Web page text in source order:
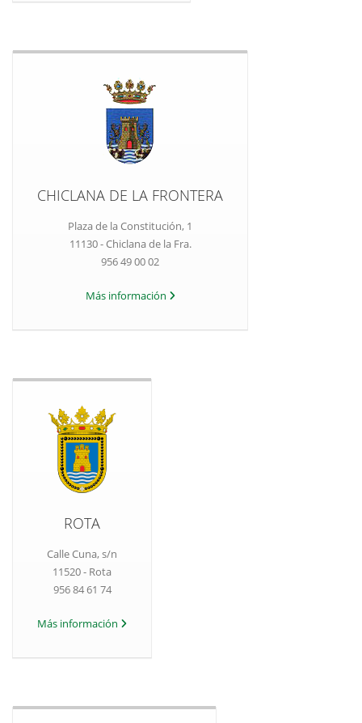
CHICLANA DE LA FRONTERA
Plaza de la Constitución, 1
11130 - Chiclana de la Fra.
956 49 00 02
Más información
ROTA
Calle Cuna, s/n
11520 - Rota
956 84 61 74
Más información